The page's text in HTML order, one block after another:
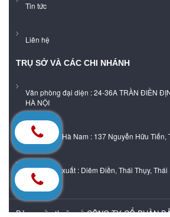
Tin tức
Liên hệ
TRỤ SỞ VÀ CÁC CHI NHÁNH
Văn phòng đại diện : 24-36A TRẦN ĐIỀN
HÀ NỘI
Showroom Hà Nam : 137 Nguyễn Hữu
Xưởng sản xuất : Diêm Điền, Thái Thụy, Thái
Bản quyền thuộc về CÔNG TY CỔ PHẦN